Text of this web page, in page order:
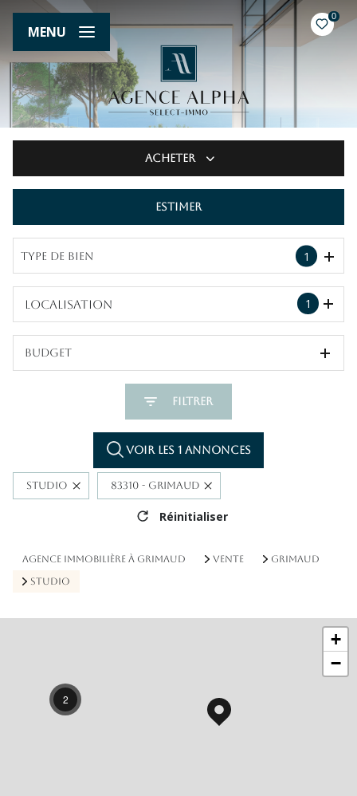
0
MENU
Acheter
Estimer
Type de bien 1
1
Localisation
Budget
Filtrer
Voir les 1 annonces
Studio 83310 - Grimaud
Réinitialiser
AGENCE IMMOBILIÈRE À GRIMAUD VENTE
GRIMAUD
STUDIO
2
+
−